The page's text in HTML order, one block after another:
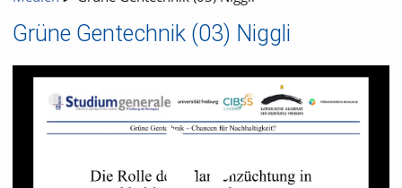
Grüne Gentechnik (03) Niggli